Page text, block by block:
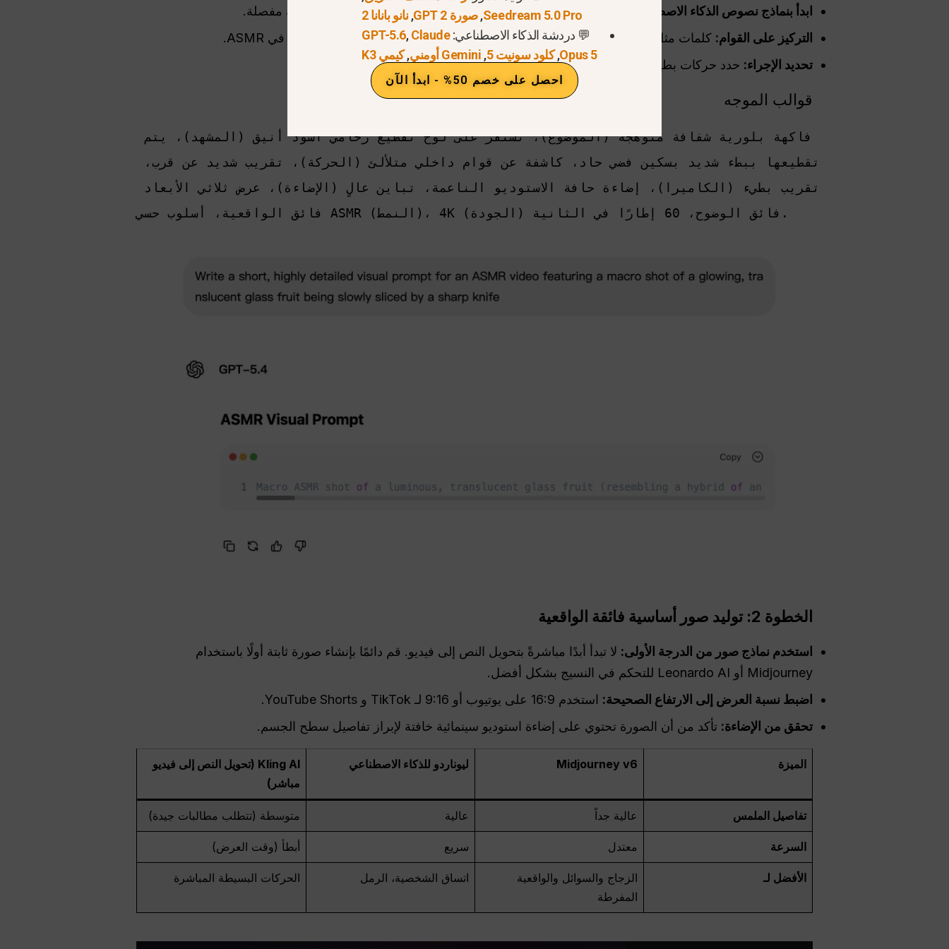
ابدأ بنماذج نصوص الذكاء الاصطناعي:
استخدم أدوات مثل Claude 4.6 أو GPT-5.4 لكتابة أوصاف مرئية مفصلة.
التركيز على القوام: كلمات مثل “تصوير الماكرو” و“اللمعان” و“الشفاف” و“المخمل” هي كلمات إلزامية في ASMR.
تحديد الإجراء: حدد حركات بطيئة ومدروسة، مثل السكين الذي يضغط ببطء على الرمل الحركي الناعم.
قوالب الموجه
فائق الواقعية، أسلوب حسي ASMR (النمط)، 4K فائق الوضوح، 60 إطارًا في الثانية (الجودة).
الخطوة 2: توليد صور أساسية فائقة الواقعية
استخدم نماذج صور من الدرجة الأولى: لا تبدأ أبدًا مباشرةً بتحويل النص إلى فيديو. قم دائمًا بإنشاء صورة ثابتة أولًا باستخدام
Midjourney أو Leonardo AI للتحكم في النسيج بشكل أفضل.
اضبط نسبة العرض إلى الارتفاع الصحيحة: استخدم 16:9 على يوتيوب أو 9:16 لـ TikTok و YouTube Shorts.
تحقق من الإضاءة: تأكد من أن الصورة تحتوي على إضاءة استوديو سينمائية خافتة لإبراز تفاصيل سطح الجسم.
الميزة Midjourney v6 ليوناردو للذكاء الاصطناعي
Kling AI (تحويل النص إلى فيديو
مباشر)
تفاصيل الملمس عالية جداً عالية متوسطة (تتطلب مطالبات جيدة)
السرعة معتدل سريع أبطأ (وقت العرض)
الأفضل لـ
الزجاج والسوائل والواقعية
المفرطة
اتساق الشخصية، الرمل الحركات البسيطة المباشرة
Seedream 5.0 Pro
,صورة GPT 2 ,نانو بانانا 2
💬 دردشة الذكاء الاصطناعي:
GPT-5.6,Claude
Opus 5
,كلود سونيت 5 , Gemini أومني ,كيمي K3
احصل على خصم 50% - ابدأ الآن